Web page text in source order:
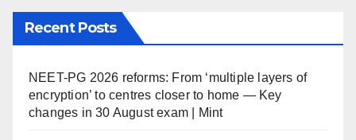
Recent Posts
NEET-PG 2026 reforms: From ‘multiple layers of
encryption’ to centres closer to home — Key
changes in 30 August exam | Mint